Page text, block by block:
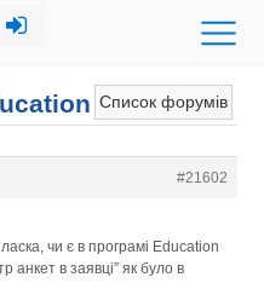
Список форумів
#21602
чи є в програмі Education
анкет в заявці” як було в